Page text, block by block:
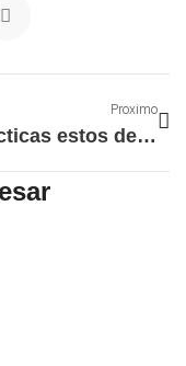
Proximo
Si practicas estos deportes, tienes que tener mucho cuidado con tus dientes